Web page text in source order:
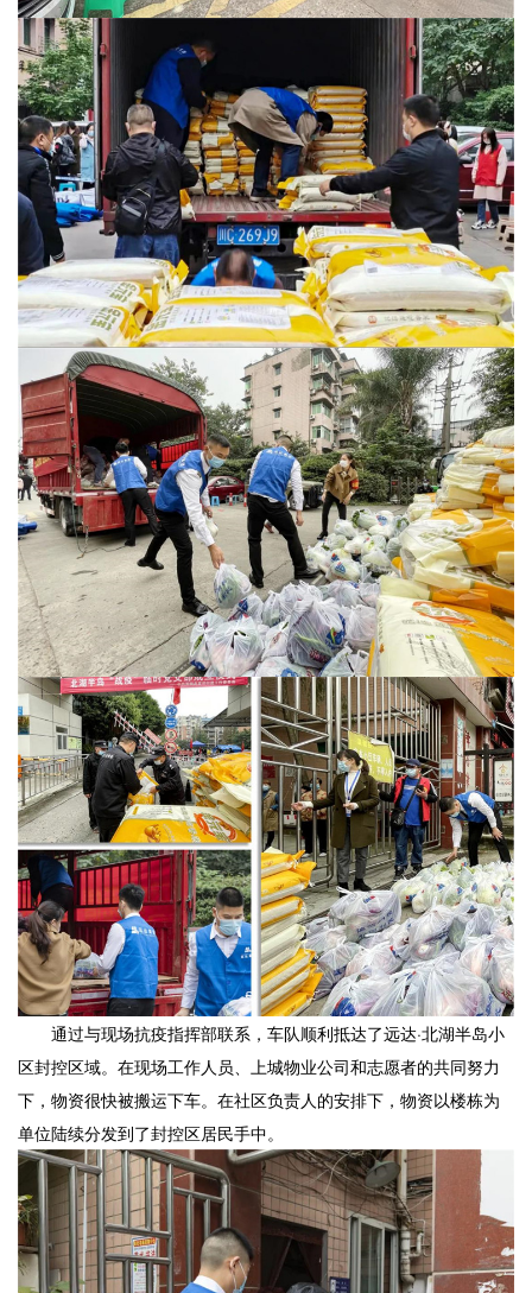
通过与现场抗疫指挥部联系，车队顺利抵达了远达·北湖半岛小
区封控区域。在现场工作人员、上城物业公司和志愿者的共同努力
下，物资很快被搬运下车。在社区负责人的安排下，物资以楼栋为
单位陆续分发到了封控区居民手中。